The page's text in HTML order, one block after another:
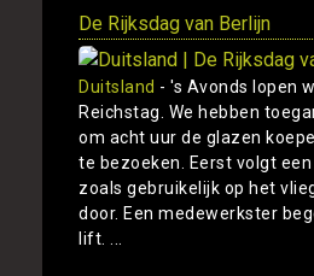
De Rijksdag van Berlijn
Duitsland - 's Avonds lopen
Reichstag. We hebben
om acht uur de glazen
te bezoeken. Eerst volgt
zoals gebruikelijk op het
door. Een medewerkster
lift. ...